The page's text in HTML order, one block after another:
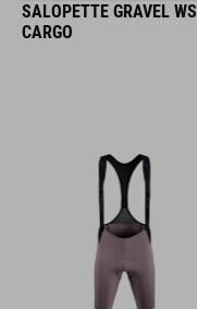
SALOPETTE GRAVEL WS
CARGO